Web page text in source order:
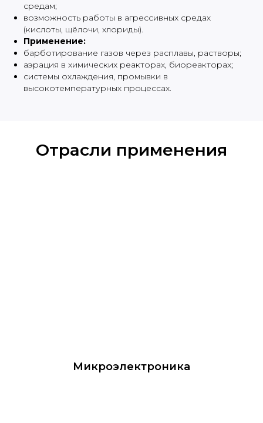
средам;
возможность работы в агрессивных средах
(кислоты, щёлочи, хлориды).
Применение:
барботирование газов через расплавы, растворы;
аэрация в химических реакторах, биореакторах;
системы охлаждения, промывки в
высокотемпературных процессах.
Отрасли применения
Микроэлектроника